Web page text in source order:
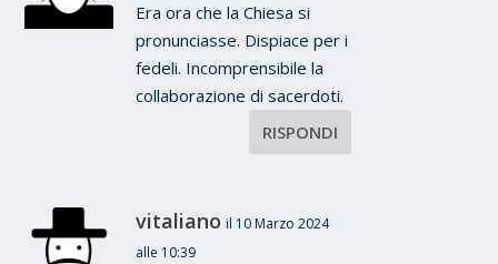
Era ora che la Chiesa si
pronunciasse. Dispiace per i
fedeli. Incomprensibile la
collaborazione di sacerdoti.
RISPONDI
vitaliano il 10 Marzo 2024
alle 10:39